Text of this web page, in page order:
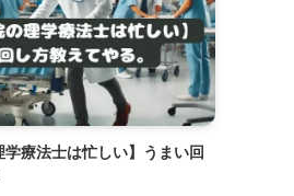
学療法士は忙しい】うまい回